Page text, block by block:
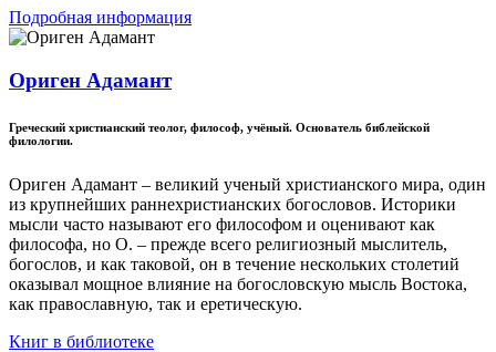
Подробная информация
Ориген Адамант
Греческий христианский теолог, философ, учёный. Основатель библейской
филологии.
Ориген Адамант – великий ученый христианского мира, один
из крупнейших раннехристианских богословов. Историки
мысли часто называют его философом и оценивают как
философа, но О. – прежде всего религиозный мыслитель,
богослов, и как таковой, он в течение нескольких столетий
оказывал мощное влияние на богословскую мысль Востока,
как православную, так и еретическую.
Книг в библиотеке